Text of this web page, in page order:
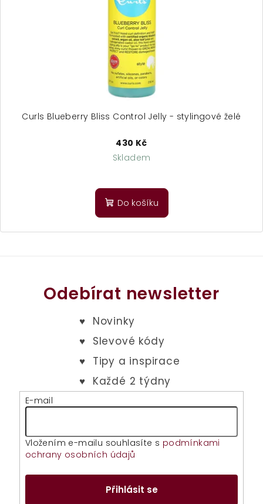
Curls Blueberry Bliss Control Jelly - stylingové želé
430 Kč
Skladem
Do košíku
Odebírat newsletter
E-mail
Vložením e-mailu souhlasíte s podmínkami
ochrany osobních údajů
Přihlásit se